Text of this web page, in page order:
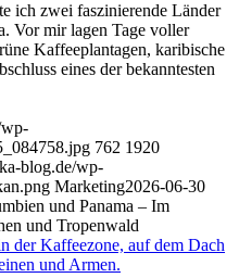
ich zwei faszinierende Länder
Vor mir lagen Tage voller
Kaffeeplantagen, karibische
eines der bekanntesten
762 1920
blog.de/wp-
Marketing2026-06-30
und Panama – Im
und Tropenwald